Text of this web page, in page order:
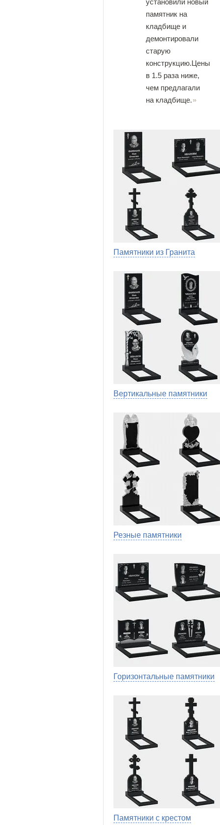
установили новый
памятник на
кладбище и
демонтировали
старую
конструкцию.Цены
в 1.5 раза ниже,
чем предлагали
на кладбище.
Памятники из Гранита
Вертикальные памятники
Резные памятники
Горизонтальные памятники
Памятники с крестом